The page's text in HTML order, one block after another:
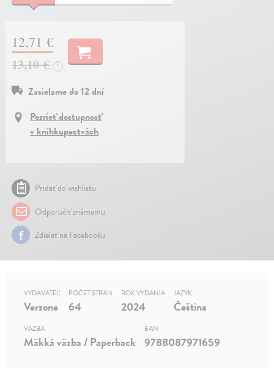
12,71 €
13,10 €
?
Zasielame do 12 dní
Pozrieť dostupnosť
v kníhkupectvách
Pridať do wishlistu
Odporučiť známemu
Zdielať na Facebooku
VYDAVATEĽ
Verzone
POČET STRÁN
64
ROK VYDANIA
2024
JAZYK
Čeština
VÄZBA
Mäkká väzba / Paperback
EAN
9788087971659